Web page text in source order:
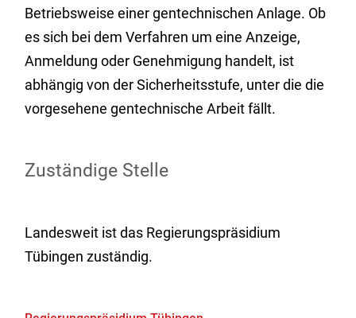
Betriebsweise einer gentechnischen Anlage. Ob
es sich bei dem Verfahren um eine Anzeige,
Anmeldung oder Genehmigung handelt, ist
abhängig von der Sicherheitsstufe, unter die die
vorgesehene gentechnische Arbeit fällt.
Zuständige Stelle
Landesweit ist das Regierungspräsidium
Tübingen zuständig.